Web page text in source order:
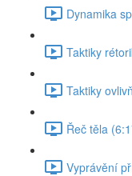
Dynamika
Taktiky
Taktiky
Řeč těla
Vyprávění